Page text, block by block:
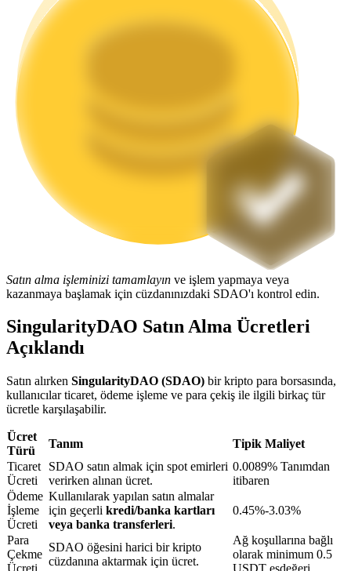
Staking
Launchpool
Popüler token'lar kazanmak için esnek staking
BTR Kilitleme
Satın alma işleminizi tamamlayın ve işlem yapmaya veya
kazanmaya başlamak için cüzdanınızdaki SDAO'ı kontrol edin.
SingularityDAO Satın Alma Ücretleri
Açıklandı
Satın alırken SingularityDAO (SDAO) bir kripto para borsasında,
kullanıcılar ticaret, ödeme işleme ve para çekiş ile ilgili birkaç tür
ücretle karşılaşabilir.
Ücret
Türü
Tanım
Tipik Maliyet
Ticaret
Ücreti
SDAO satın almak için spot emirleri
verirken alınan ücret.
0.0089% Tanımdan
itibaren
Ödeme
İşleme
Ücreti
Kullanılarak yapılan satın almalar
için geçerli kredi/banka kartları
veya banka transferleri.
0.45%-3.03%
Para
Çekme
SDAO öğesini harici bir kripto
cüzdanına aktarmak için ücret.
Ağ koşullarına bağlı
olarak minimum 0.5